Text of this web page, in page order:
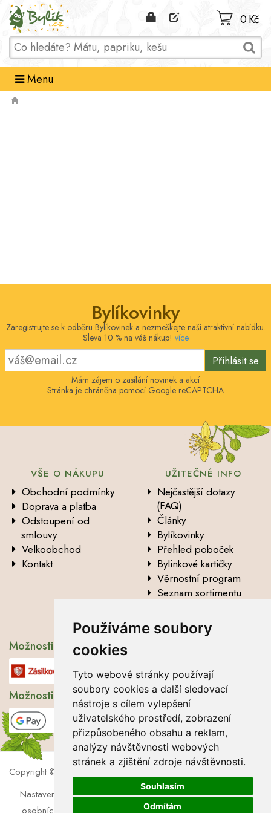
Používáme soubory
cookies
Tyto webové stránky používají
soubory cookies a další sledovací
nástroje s cílem vylepšení
uživatelského prostředí, zobrazení
přizpůsobeného obsahu a reklam,
analýzy návštěvnosti webových
stránek a zjištění zdroje návštěvnosti.
Souhlasím
Odmítám
Domů
0 Kč
Menu
Bylíkovinky
Zaregistrujte se k odběru Bylíkovinek a nezmeškejte naši atraktivní nabídku.
Sleva 10 % na váš nákup! více
Přihlásit se
Mám zájem o zasílání novinek a akcí
Stránka je chráněna pomocí Google reCAPTCHA
VŠE O NÁKUPU
Obchodní podmínky
Doprava a platba
Odstoupení od
smlouvy
Velkoobchod
Kontakt
UŽITEČNÉ INFO
Nejčastější dotazy
(FAQ)
Články
Bylíkovinky
Přehled poboček
Bylinkové kartičky
Věrnostní program
Seznam sortimentu
údajů
Možnosti dopravy
Možnosti platby
Copyright
2026 Lbros s.r.o.
Nastavení cookies|Soubory cookies|Zásady zpracování